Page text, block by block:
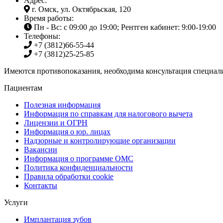
г. Омск, ул. Октябрьская, 120
Время работы:
Пн - Вс: с 09:00 до 19:00; Рентген кабинет: 9:00-19:00
Телефоны:
+7 (3812)66-55-44
+7 (3812)25-25-85
Имеются противопоказания, необходима консультация
Пациентам
Полезная информация
Информация по справкам для налогового вычета
Лицензии и ОГРН
Информация о юр. лицах
Надзорные и контролирующие организации
Вакансии
Информация о программе ОМС
Политика конфиденциальности
Правила обработки cookie
Контакты
Услуги
Имплантация зубов